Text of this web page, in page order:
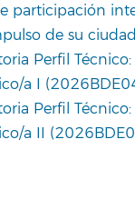
participación
de su
Perfil Técnico:
a I
Perfil Técnico:
a II